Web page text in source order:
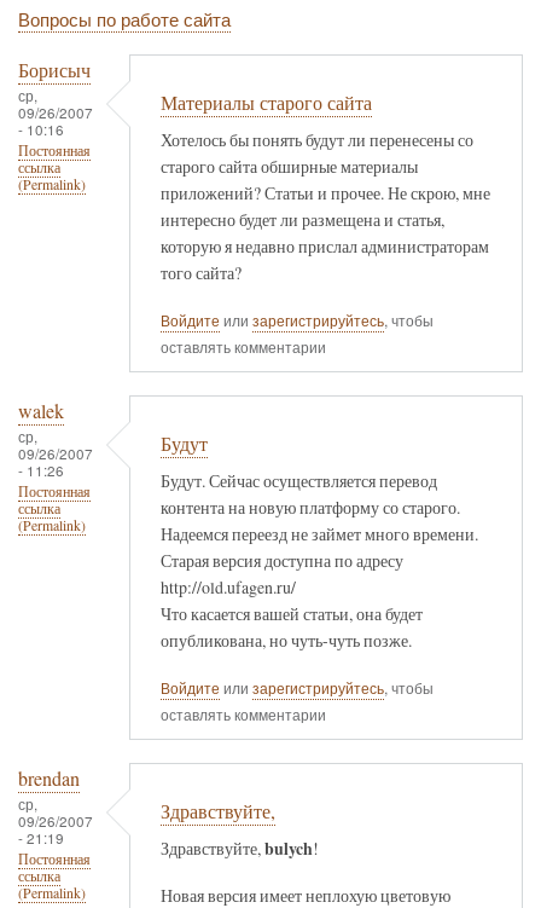
Вопросы по работе сайта
Борисыч
ср,
09/26/2007
- 10:16
Постоянная
ссылка
(Permalink)
Материалы старого сайта
Хотелось бы понять будут ли перенесены со
старого сайта обширные материалы
приложений? Статьи и прочее. Не скрою, мне
интересно будет ли размещена и статья,
которую я недавно прислал администраторам
того сайта?
Войдите или зарегистрируйтесь, чтобы
оставлять комментарии
walek
ср,
09/26/2007
- 11:26
Постоянная
ссылка
(Permalink)
Будут
Будут. Сейчас осуществляется перевод
контента на новую платформу со старого.
Надеемся переезд не займет много времени.
Старая версия доступна по адресу
http://old.ufagen.ru/
Что касается вашей статьи, она будет
опубликована, но чуть-чуть позже.
Войдите или зарегистрируйтесь, чтобы
оставлять комментарии
brendan
ср,
09/26/2007
- 21:19
Постоянная
ссылка
(Permalink)
Здравствуйте,
Здравствуйте,bulych!
Новая версия имеет неплохую цветовую